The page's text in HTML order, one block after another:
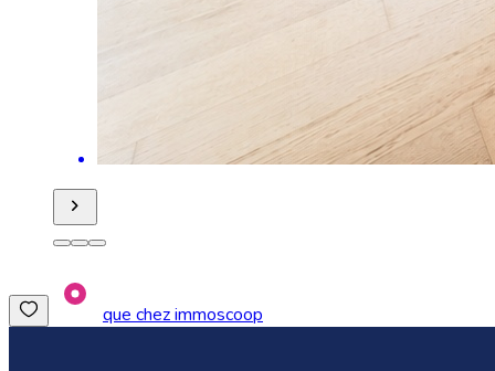
que chez immoscoop